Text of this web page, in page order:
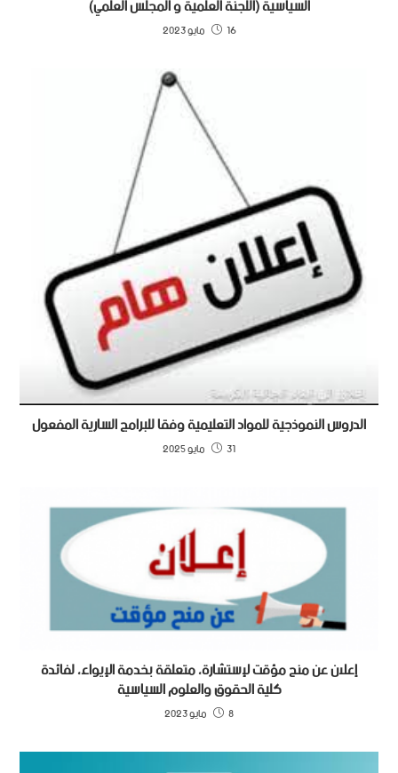
16 مايو 2023
الدروس النموذجية للمواد التعليمية وفقا للبرامج السارية المفعول
31 مايو 2025
إعلان عن منح مؤقت لإستشارة، متعلقة بخدمة الإيواء، لفائدة
كلية الحقوق والعلوم السياسية
8 مايو 2023